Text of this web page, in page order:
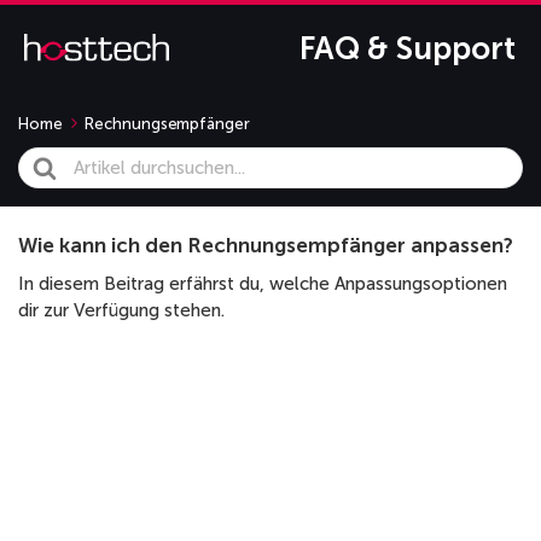
FAQ & Support
Home Rechnungsempfänger
Search
For
Wie kann ich den Rechnungsempfänger anpassen?
In diesem Beitrag erfährst du, welche Anpassungsoptionen
dir zur Verfügung stehen.